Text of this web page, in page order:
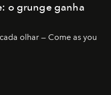
o grunge ganha
olhar — Come as you